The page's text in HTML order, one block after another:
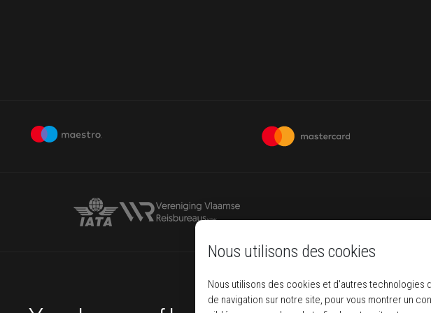
Nous utilisons des cookies
Nous utilisons des cookies et d'autres technologies
de navigation sur notre site, pour vous montrer un